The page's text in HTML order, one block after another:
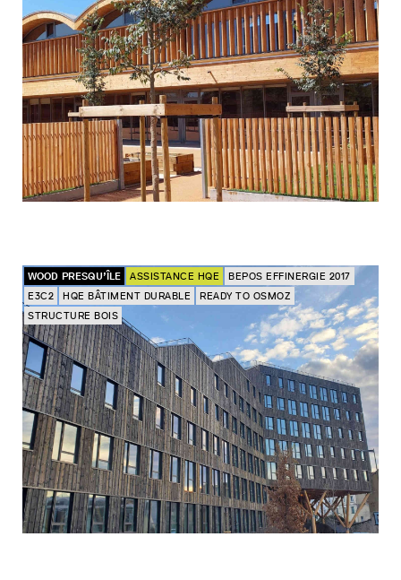
WOOD PRESQU’ÎLE ASSISTANCE HQE
BEPOS EFFINERGIE 2017
E3C2
HQE BÂTIMENT DURABLE
READY TO OSMOZ
STRUCTURE BOIS